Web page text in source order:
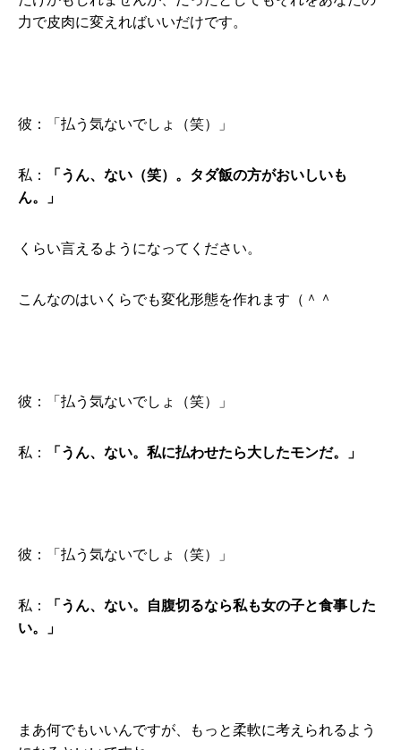
力で皮肉に変えればいいだけです。
彼：「払う気ないでしょ（笑）」
私：
「うん、ない（笑）。タダ飯の方がおいしいも
ん。」
くらい言えるようになってください。
こんなのはいくらでも変化形態を作れます（＾＾
彼：「払う気ないでしょ（笑）」
私： 「うん、ない。私に払わせたら大したモンだ。」
彼：「払う気ないでしょ（笑）」
私：
「うん、ない。自腹切るなら私も女の子と食事した
い。」
まあ何でもいいんですが、もっと柔軟に考えられるよう